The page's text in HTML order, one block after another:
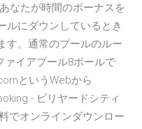
なたが時間のボーナスを
ルにダウンしているとき
す。通常のプールのルー
ァイアプール8ボールで
というWebから
- ビリヤードシティ
でオンラインダウンロー